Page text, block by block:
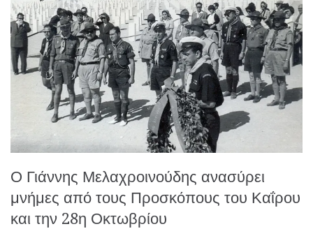
Ο Γιάννης Μελαχροινούδης ανασύρει
μνήμες από τους Προσκόπους του Καΐρου
και την 28η Οκτωβρίου